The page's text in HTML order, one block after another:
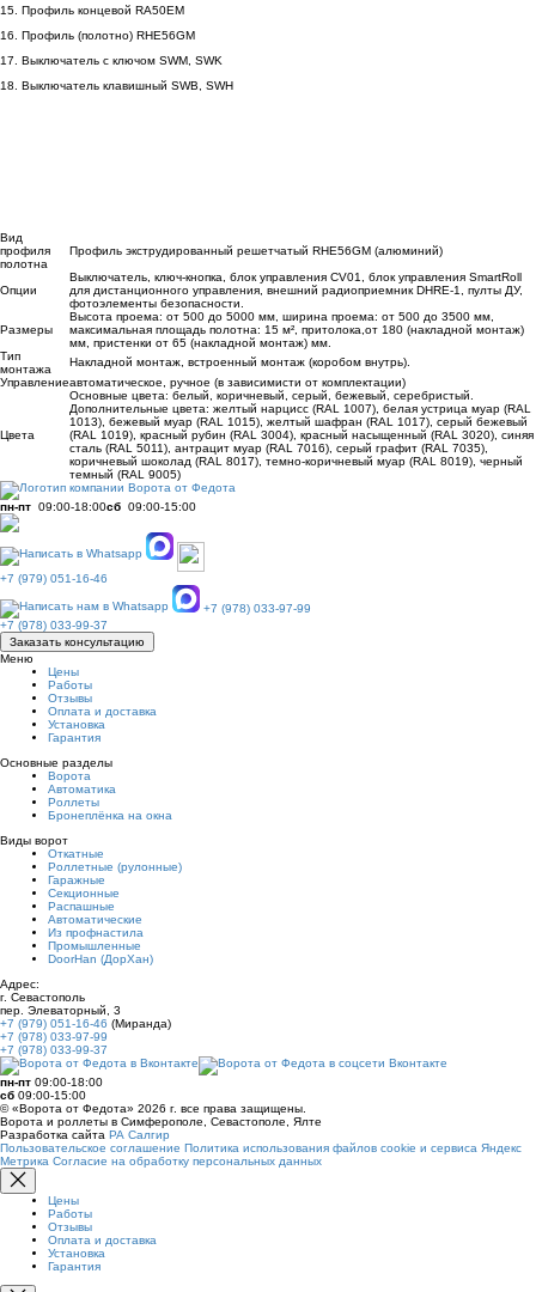
15. Профиль концевой RA50EM
16. Профиль (полотно) RHE56GM
17. Выключатель с ключом SWM, SWK
18. Выключатель клавишный SWB, SWH
Вид
профиля
полотна
Профиль экструдированный решетчатый RHE56GM (алюминий)
Опции
Выключатель, ключ-кнопка, блок управления CV01, блок управления SmartRoll
для дистанционного управления, внешний радиоприемник DHRE-1, пулты ДУ,
фотоэлементы безопасности.
Размеры
Высота проема: от 500 до 5000 мм, ширина проема: от 500 до 3500 мм,
максимальная площадь полотна: 15 м², притолока,от 180 (накладной монтаж)
мм, пристенки от 65 (накладной монтаж) мм.
Тип
монтажа
Накладной монтаж, встроенный монтаж (коробом внутрь).
Управлениеавтоматическое, ручное (в зависимисти от комплектации)
Цвета
Основные цвета: белый, коричневый, серый, бежевый, серебристый.
Дополнительные цвета: желтый нарцисс (RAL 1007), белая устрица муар (RAL
1013), бежевый муар (RAL 1015), желтый шафран (RAL 1017), серый бежевый
(RAL 1019), красный рубин (RAL 3004), красный насыщенный (RAL 3020), синяя
сталь (RAL 5011), антрацит муар (RAL 7016), серый графит (RAL 7035),
коричневый шоколад (RAL 8017), темно-коричневый муар (RAL 8019), черный
темный (RAL 9005)
пн-пт 09:00-18:00сб 09:00-15:00
+7 (979) 051-16-46
+7 (978) 033-97-99
+7 (978) 033-99-37
Заказать консультацию
Меню
Цены
Работы
Отзывы
Оплата и доставка
Установка
Гарантия
Основные разделы
Ворота
Автоматика
Роллеты
Бронеплёнка на окна
Виды ворот
Откатные
Роллетные (рулонные)
Гаражные
Секционные
Распашные
Автоматические
Из профнастила
Промышленные
DoorHan (ДорХан)
Адрес:
г. Севастополь
пер. Элеваторный, 3
+7 (979) 051-16-46 (Миранда)
+7 (978) 033-97-99
+7 (978) 033-99-37
пн-пт 09:00-18:00
сб 09:00-15:00
© «Ворота от Федота» 2026 г. все права защищены.
Ворота и роллеты в Симферополе, Севастополе, Ялте
Разработка сайта РА Салгир
Пользовательское соглашение Политика использования файлов cookie и сервиса Яндекс
Метрика Согласие на обработку персональных данных
Цены
Работы
Отзывы
Оплата и доставка
Установка
Гарантия